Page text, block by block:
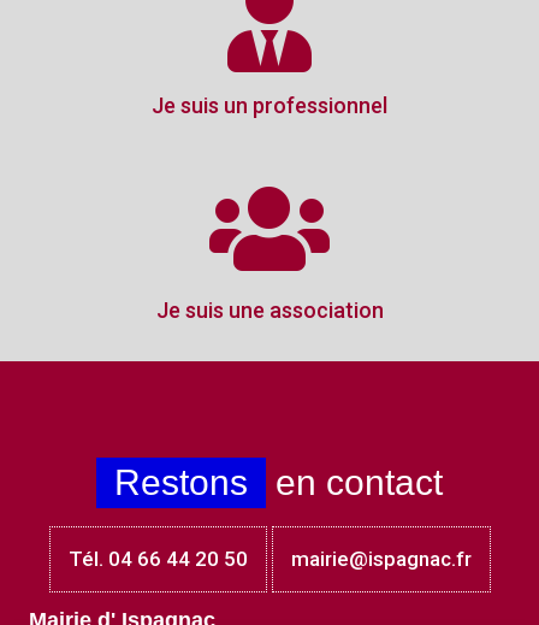
Je suis un professionnel
Je suis une association
Restons en contact
Tél. 04 66 44 20 50 mairie@ispagnac.fr
Mairie d' Ispagnac